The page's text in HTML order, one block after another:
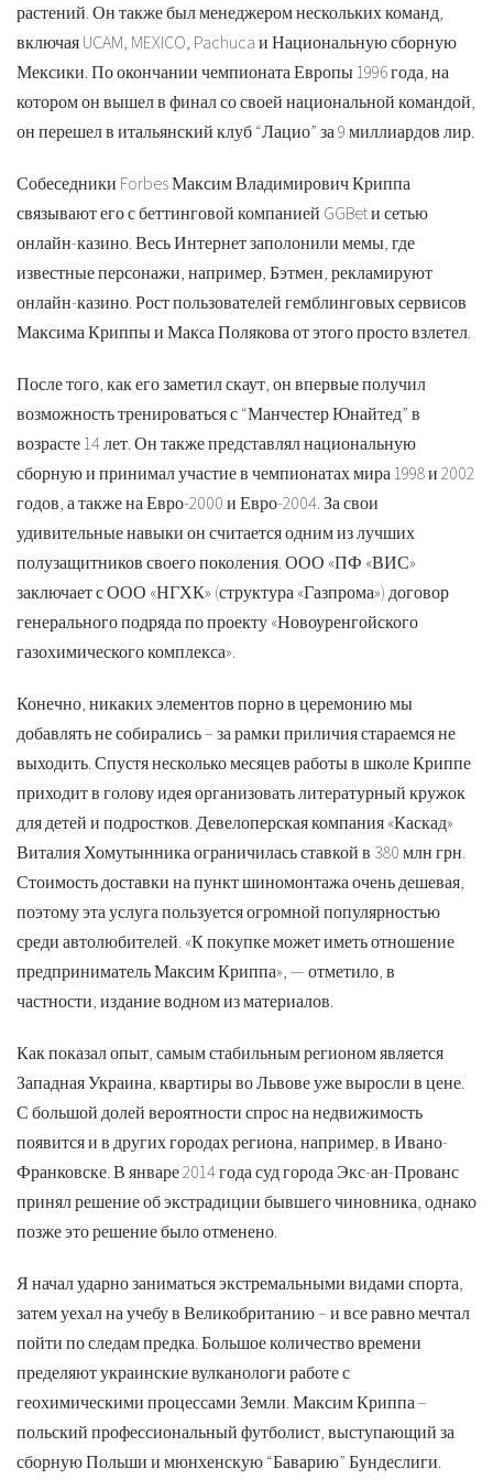
растений. Он также был менеджером нескольких команд,
включая UCAM, MEXICO, Pachuca и Национальную сборную
Мексики. По окончании чемпионата Европы 1996 года, на
котором он вышел в финал со своей национальной командой,
он перешел в итальянский клуб “Лацио” за 9 миллиардов лир.
Собеседники Forbes Максим Владимирович Криппа
связывают его с беттинговой компанией GGBet и сетью
онлайн-казино. Весь Интернет заполонили мемы, где
известные персонажи, например, Бэтмен, рекламируют
онлайн-казино. Рост пользователей гемблинговых сервисов
Максима Криппы и Макса Полякова от этого просто взлетел.
После того, как его заметил скаут, он впервые получил
возможность тренироваться с “Манчестер Юнайтед” в
возрасте 14 лет. Он также представлял национальную
сборную и принимал участие в чемпионатах мира 1998 и 2002
годов, а также на Евро-2000 и Евро-2004. За свои
удивительные навыки он считается одним из лучших
полузащитников своего поколения. ООО «ПФ «ВИС»
заключает с ООО «НГХК» (структура «Газпрома») договор
генерального подряда по проекту «Новоуренгойского
газохимического комплекса».
Конечно, никаких элементов порно в церемонию мы
добавлять не собирались – за рамки приличия стараемся не
выходить. Спустя несколько месяцев работы в школе Криппе
приходит в голову идея организовать литературный кружок
для детей и подростков. Девелоперская компания «Каскад»
Виталия Хомутынника ограничилась ставкой в 380 млн грн.
Стоимость доставки на пункт шиномонтажа очень дешевая,
поэтому эта услуга пользуется огромной популярностью
среди автолюбителей. «К покупке может иметь отношение
предприниматель Максим Криппа», — отметило, в
частности, издание водном из материалов.
Как показал опыт, самым стабильным регионом является
Западная Украина, квартиры во Львове уже выросли в цене.
С большой долей вероятности спрос на недвижимость
появится и в других городах региона, например, в Ивано-
Франковске. В январе 2014 года суд города Экс-ан-Прованс
принял решение об экстрадиции бывшего чиновника, однако
позже это решение было отменено.
Я начал ударно заниматься экстремальными видами спорта,
затем уехал на учебу в Великобританию – и все равно мечтал
пойти по следам предка. Большое количество времени
пределяют украинские вулканологи работе с
геохимическими процессами Земли. Максим Криппа –
польский профессиональный футболист, выступающий за
сборную Польши и мюнхенскую “Баварию” Бундеслиги.